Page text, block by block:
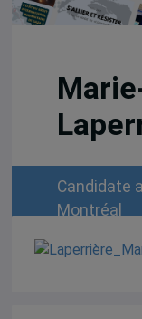
Candidate
Montréal